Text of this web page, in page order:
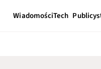
WiadomościTech